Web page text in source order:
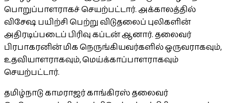
பொறுப்பாளராகச் செயற்பட்டார். அக்காலத்தில்
விசேஷ பயிற்சி பெற்று விடுதலைப் புலிகளின்
அதிரடிப்படைப் பிரிவு கப்டன் ஆனார். தலைவர்
பிரபாகரனின் மிக நெருங்கியவர்களில் ஒருவராகவும்,
உதவியாளராகவும், மெய்க்காப்பாளராகவும்
செயற்பட்டார்.
தமிழ்நாடு காமராஜர் காங்கிரஸ் தலைவர்